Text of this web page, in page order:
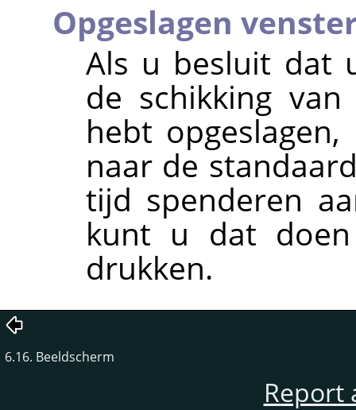
Opgeslagen
Als u besluit dat
de schikking
hebt
naar de
tijd spenderen
kunt u dat
drukken.
6.16. Beeldscherm
Report